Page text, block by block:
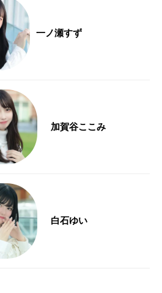
一ノ瀬すず
加賀谷ここみ
白石ゆい